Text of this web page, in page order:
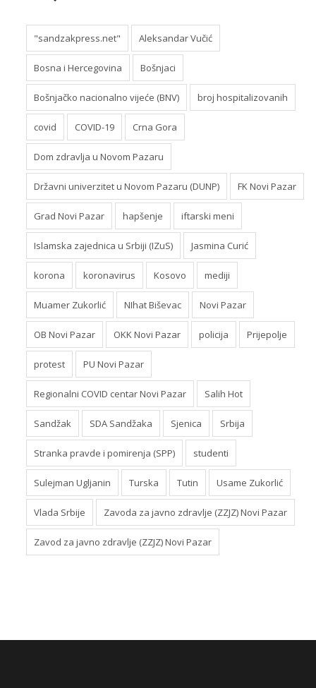
"sandzakpress.net" Aleksandar Vučić
Bosna i Hercegovina Bošnjaci
Bošnjačko nacionalno vijeće (BNV) broj hospitalizovanih
covid COVID-19 Crna Gora
Dom zdravlja u Novom Pazaru
Državni univerzitet u Novom Pazaru (DUNP) FK Novi Pazar
Grad Novi Pazar hapšenje iftarski meni
Islamska zajednica u Srbiji (IZuS) Jasmina Curić
korona koronavirus Kosovo mediji
Muamer Zukorlić NIhat Biševac Novi Pazar
OB Novi Pazar OKK Novi Pazar policija Prijepolje
protest PU Novi Pazar
Regionalni COVID centar Novi Pazar Salih Hot
Sandžak SDA Sandžaka Sjenica Srbija
Stranka pravde i pomirenja (SPP) studenti
Sulejman Ugljanin Turska Tutin Usame Zukorlić
Vlada Srbije Zavoda za javno zdravlje (ZZJZ) Novi Pazar
Zavod za javno zdravlje (ZZJZ) Novi Pazar